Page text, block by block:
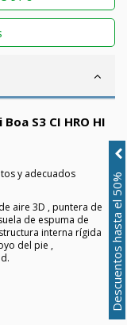
S3 CI HRO HI
y adecuados
aire 3D , puntera de
de espuma de
interna rígida
del pie ,
Descuentos hasta el 50%